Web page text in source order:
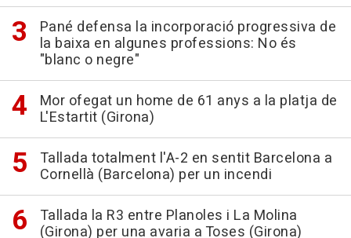
Pané defensa la incorporació progressiva de
la baixa en algunes professions: No és
"blanc o negre"
Mor ofegat un home de 61 anys a la platja de
L'Estartit (Girona)
Tallada totalment l'A-2 en sentit Barcelona a
Cornellà (Barcelona) per un incendi
Tallada la R3 entre Planoles i La Molina
(Girona) per una avaria a Toses (Girona)